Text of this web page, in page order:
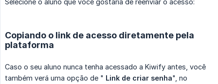
Selecione o aluno que você gostaria de reenviar o acesso:
Copiando o link de acesso diretamente pela
plataforma
Caso o seu aluno nunca tenha acessado a Kiwify antes, você
também verá uma opção de " Link de criar senha", no